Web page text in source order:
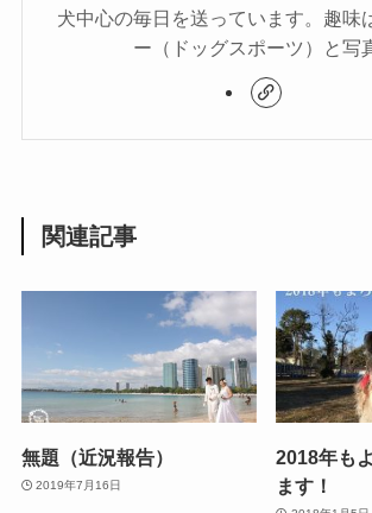
犬中心の毎日を送っています。趣味
ー（ドッグスポーツ）と写
関連記事
無題（近況報告）
2019年7月16日
2018年も
ます！